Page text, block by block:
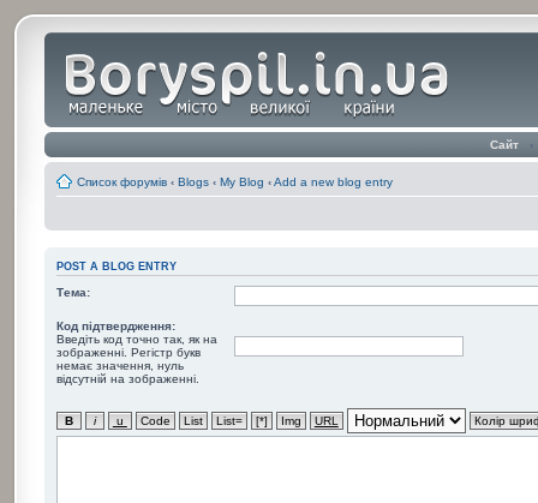
Сайт ‹
Список форумів ‹ Blogs ‹ My Blog ‹ Add a new blog entry
POST A BLOG ENTRY
Тема:
Код підтвердження:
Введіть код точно так, як на
зображенні. Регістр букв
немає значення, нуль
відсутній на зображенні.